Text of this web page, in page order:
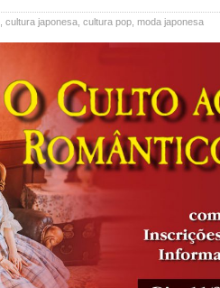
cultura japonesa cultura pop moda japonesa